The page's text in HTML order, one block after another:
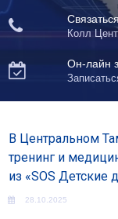
 Колл
 Он-лайн
В Центральном
тренинг и
из «SOS Детские
28.10.2025